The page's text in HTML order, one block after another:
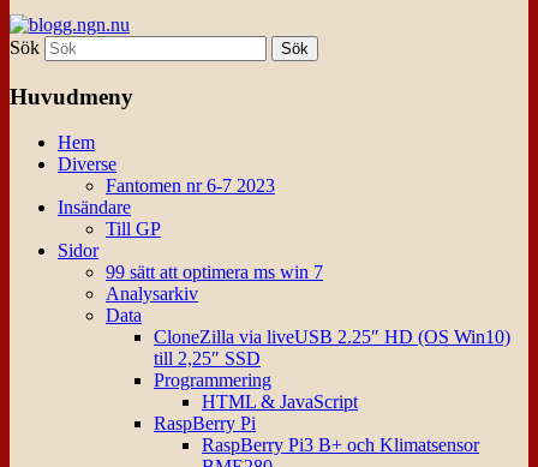
Sök
Huvudmeny
Hem
Diverse
Fantomen nr 6-7 2023
Insändare
Till GP
Sidor
99 sätt att optimera ms win 7
Analysarkiv
Data
CloneZilla via liveUSB 2.25″ HD (OS Win10)
till 2,25″ SSD
Programmering
HTML & JavaScript
RaspBerry Pi
RaspBerry Pi3 B+ och Klimatsensor